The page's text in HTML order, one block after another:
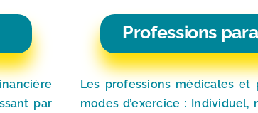
Professions
par
Les professions médicales et
modes d’exercice : Individuel,